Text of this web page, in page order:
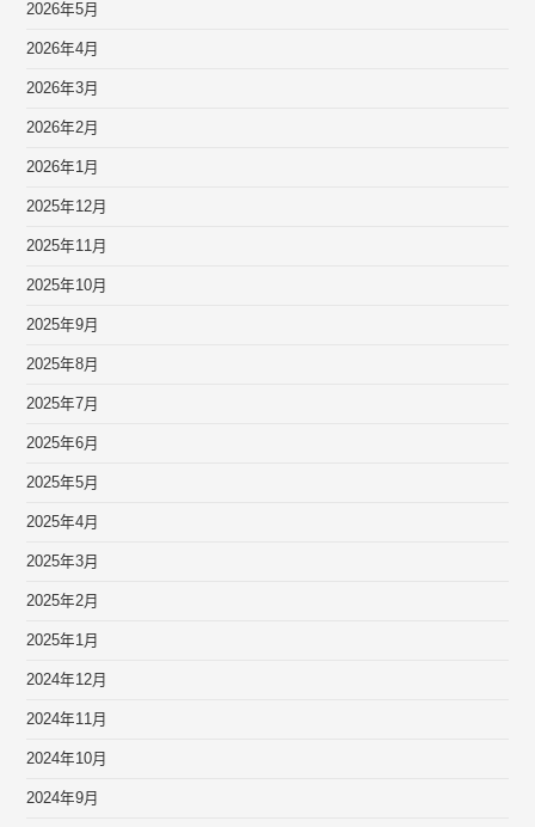
2026年5月
2026年4月
2026年3月
2026年2月
2026年1月
2025年12月
2025年11月
2025年10月
2025年9月
2025年8月
2025年7月
2025年6月
2025年5月
2025年4月
2025年3月
2025年2月
2025年1月
2024年12月
2024年11月
2024年10月
2024年9月